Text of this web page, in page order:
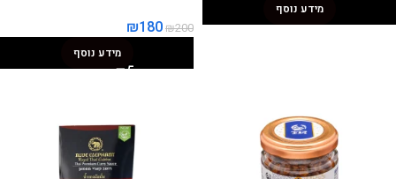
מידע נוסף
₪200
₪180
מידע נוסף